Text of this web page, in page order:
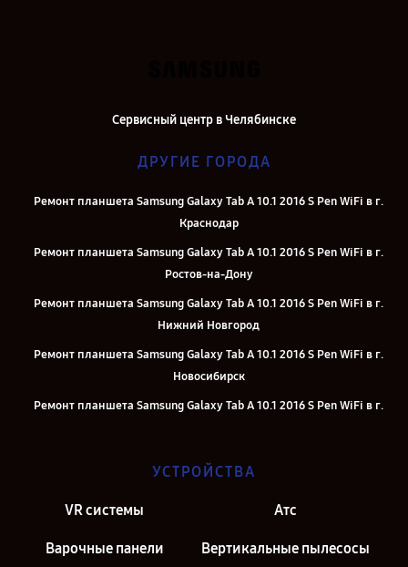
Сервисный центр в Челябинске
ДРУГИЕ ГОРОДА
Ремонт планшета Samsung Galaxy Tab A 10.1 2016 S Pen WiFi в г.
Краснодар
Ремонт планшета Samsung Galaxy Tab A 10.1 2016 S Pen WiFi в г.
Ростов-на-Дону
Ремонт планшета Samsung Galaxy Tab A 10.1 2016 S Pen WiFi в г.
Нижний Новгород
Ремонт планшета Samsung Galaxy Tab A 10.1 2016 S Pen WiFi в г.
Новосибирск
Ремонт планшета Samsung Galaxy Tab A 10.1 2016 S Pen WiFi в г.
Казань
Ремонт планшета Samsung Galaxy Tab A 10.1 2016 S Pen WiFi в г.
Ремонт планшета Samsung Galaxy Tab A 10.1 2016 S Pen WiFi в г.
УСТРОЙСТВА
VR системы Атс
Варочные панели Вертикальные пылесосы